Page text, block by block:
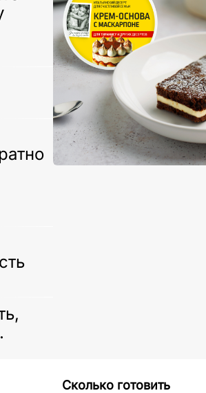
Сколько готовить